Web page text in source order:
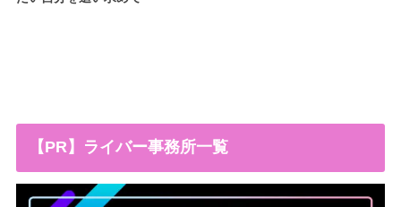
【PR】ライバー事務所一覧